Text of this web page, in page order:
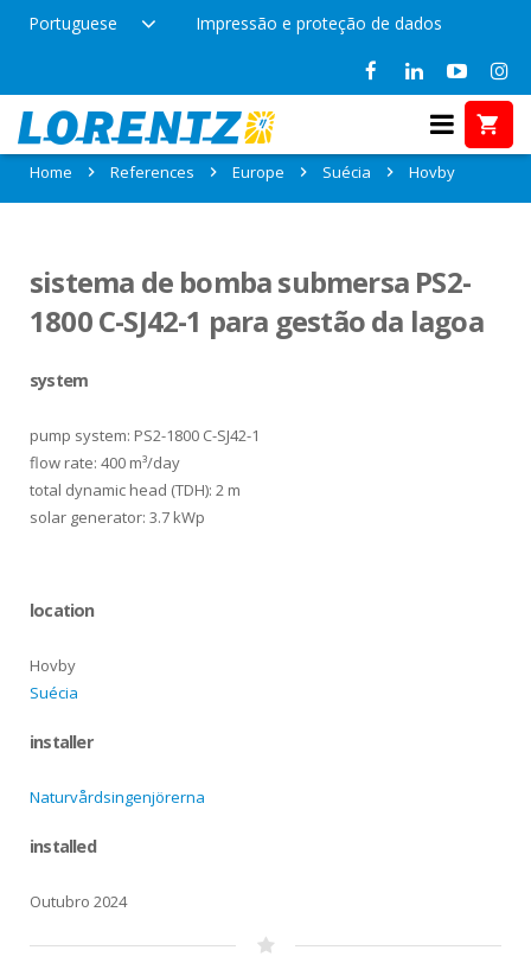
Portuguese Impressão e proteção de dados
References in Hovby, Suécia
Home References Europe Suécia Hovby
sistema de bomba submersa PS2-
1800 C-SJ42-1 para gestão da lagoa
system
pump system: PS2-1800 C-SJ42-1
flow rate: 400 m³/day
total dynamic head (TDH): 2 m
solar generator: 3.7 kWp
location
Hovby
Suécia
installer
Naturvårdsingenjörerna
installed
Outubro 2024